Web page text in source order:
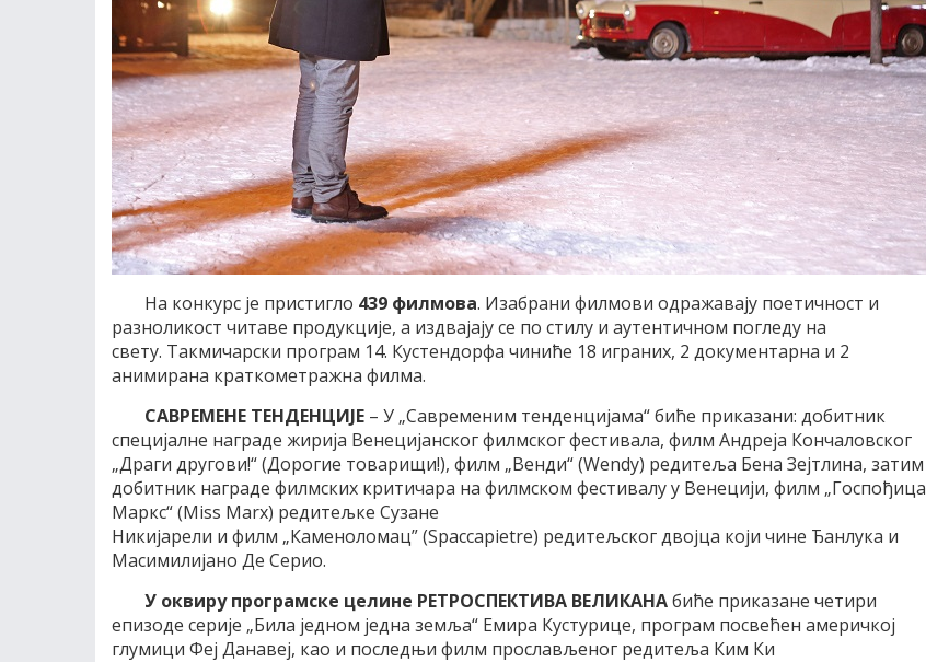
На конкурс је пристигло 439 филмова. Изабрани филмови одражавају поетичност и
разноликост читаве продукције, а издвајају се по стилу и аутентичном погледу на
свету. Такмичарски програм 14. Кустендорфа чиниће 18 играних, 2 документарна и 2
анимирана краткометражна филма.
САВРЕМЕНЕ ТЕНДЕНЦИЈЕ – У „Савременим тенденцијама“ биће приказани: добитник
специјалне награде жирија Венецијанског филмског фестивала, филм Андреја Кончаловског
„Драги другови!“ (Дорогие товарищи!), филм „Венди“ (Wendy) редитеља Бена Зејтлина, затим
добитник награде филмских критичара на филмском фестивалу у Венецији, филм „Госпођица
Маркс“ (Miss Marx) редитељке Сузане
Никијарели и филм „Каменоломац” (Spaccapietre) редитељског двојца који чине Ђанлука и
Масимилијано Де Серио.
У оквиру програмске целине РЕТРОСПЕКТИВА ВЕЛИКАНАбиће приказане четири
епизоде серије „Била једном једна земља“ Емира Кустурице, програм посвећен америчкој
глумици Феј Данавеј, као и последњи филм прослављеног редитеља Ким Ки